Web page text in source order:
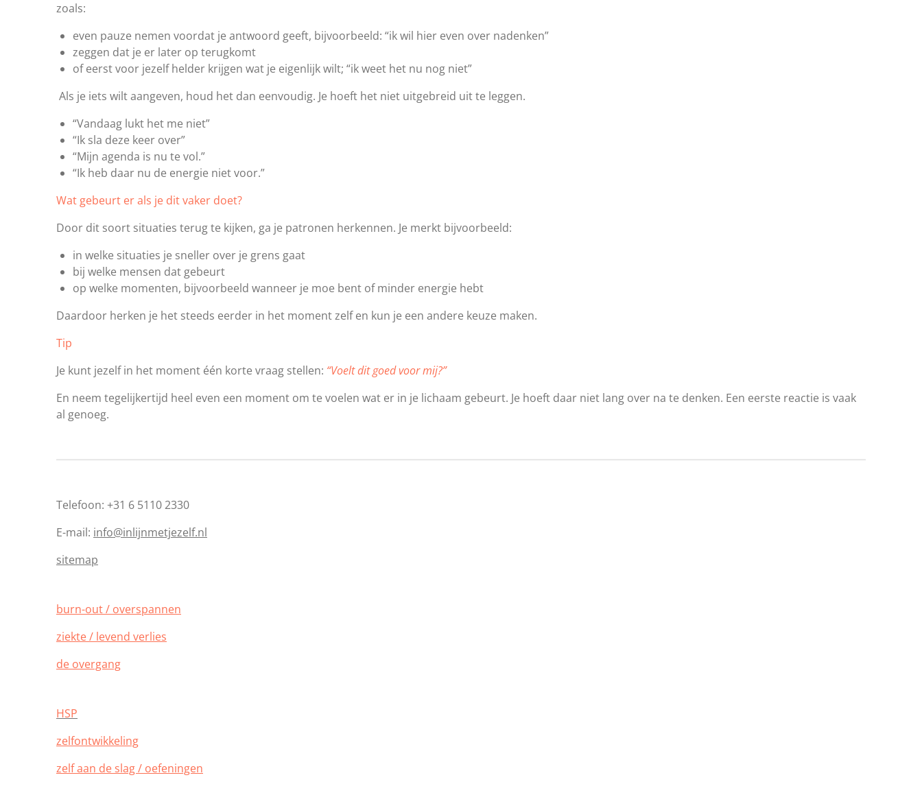
zoals:
even pauze nemen voordat je antwoord geeft, bijvoorbeeld: “ik wil hier even over nadenken”
zeggen dat je er later op terugkomt
of eerst voor jezelf helder krijgen wat je eigenlijk wilt; “ik weet het nu nog niet”
Als je iets wilt aangeven, houd het dan eenvoudig. Je hoeft het niet uitgebreid uit te leggen.
“Vandaag lukt het me niet”
“Ik sla deze keer over”
“Mijn agenda is nu te vol.”
“Ik heb daar nu de energie niet voor.”
Wat gebeurt er als je dit vaker doet?
Door dit soort situaties terug te kijken, ga je patronen herkennen. Je merkt bijvoorbeeld:
in welke situaties je sneller over je grens gaat
bij welke mensen dat gebeurt
op welke momenten, bijvoorbeeld wanneer je moe bent of minder energie hebt
Daardoor herken je het steeds eerder in het moment zelf en kun je een andere keuze maken.
Tip
Je kunt jezelf in het moment één korte vraag stellen: “Voelt dit goed voor mij?”
En neem tegelijkertijd heel even een moment om te voelen wat er in je lichaam gebeurt. Je hoeft daar niet lang over na te denken. Een eerste reactie is vaak
al genoeg.
Telefoon: +31 6 5110 2330
E-mail: info@inlijnmetjezelf.nl
sitemap
burn-out / overspannen
ziekte / levend verlies
de overgang
HSP
zelfontwikkeling
zelf aan de slag / oefeningen